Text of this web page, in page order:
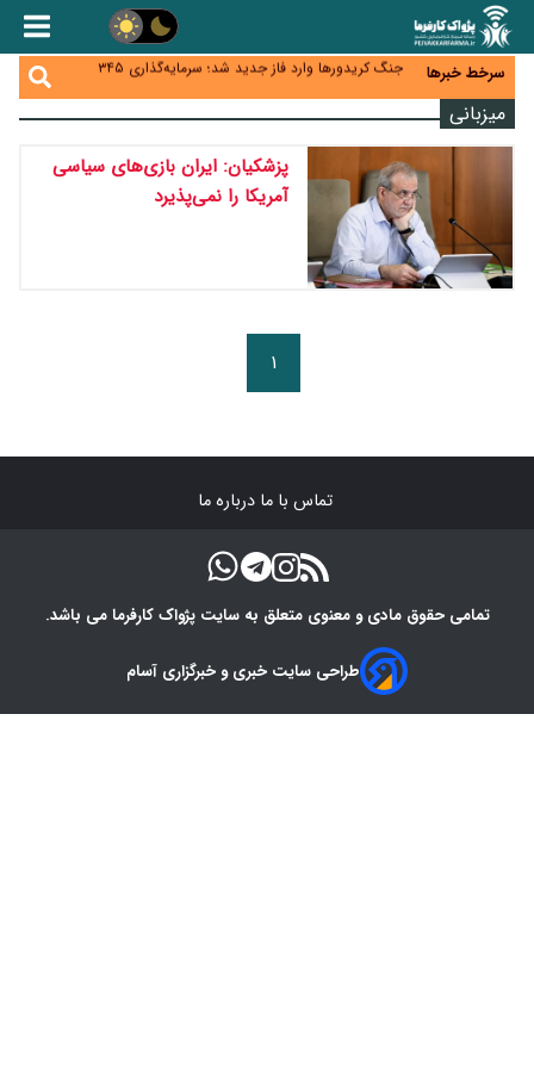
سرخط خبرها
زائران اربعین نگران ارز باقی‌مانده نباشند؛ خرید دینار در
بانک‌ها و صرافی‌ها
جنگ کریدورها وارد فاز جدید شد؛ سرمایه‌گذاری ۳۴۵
پارادوکس اینترنت در ایران؛ مصرف‌کننده بیشتر می‌پردازد،
شبکه کمتر توسعه می‌یابد
جدید سیاست‌های مالیاتی در حمایت از تولید
معمای تأمین ۸۰ همت معوقات بازنشستگان؛ بانک رفاه
وارد میدان شد
میزبانی
پزشکیان: ایران بازی‌های سیاسی
آمریکا را نمی‌پذیرد
۱
تماس با ما درباره ما
تمامی حقوق مادی و معنوی متعلق به سایت پژواک کارفرما می باشد.
طراحی سایت خبری و خبرگزاری آسام